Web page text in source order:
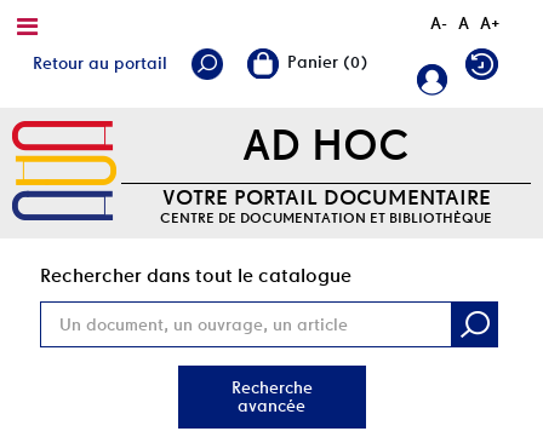
A- A A+
Retour au portail
AD HOC
VOTRE PORTAIL DOCUMENTAIRE
CENTRE DE DOCUMENTATION ET BIBLIOTHÈQUE
Rechercher dans tout le catalogue
Recherche
avancée